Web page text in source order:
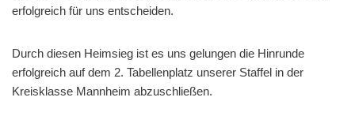
erfolgreich für uns entscheiden.
Durch diesen Heimsieg ist es uns gelungen die Hinrunde
erfolgreich auf dem 2. Tabellenplatz unserer Staffel in der
Kreisklasse Mannheim abzuschließen.